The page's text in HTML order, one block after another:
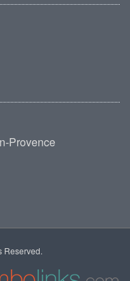
Provence
Reserved.